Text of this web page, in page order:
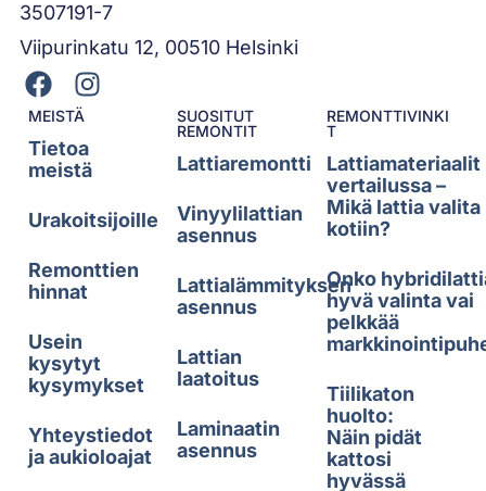
3507191-7
Viipurinkatu 12, 00510 Helsinki
MEISTÄ
Tietoa
meistä
Urakoitsijoille
Remonttien
hinnat
Usein
kysytyt
kysymykset
Yhteystiedot
ja aukioloajat
SUOSITUT
REMONTIT
Lattiaremontti
Vinyylilattian
asennus
Lattialämmityksen
asennus
Lattian
laatoitus
Laminaatin
asennus
REMONTTIVINKI
T
Lattiamateriaalit
vertailussa –
Mikä lattia valita
kotiin?
Onko
hyvä valinta vai
pelkkää
Tiilikaton
huolto:
Näin pidät
kattosi
hyvässä